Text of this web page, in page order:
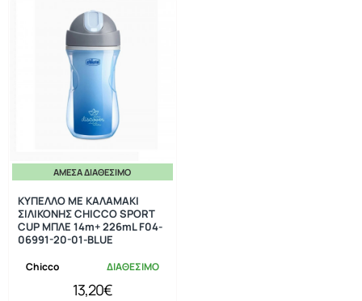
ΆΜΕΣΑ ΔΙΑΘΈΣΙΜΟ
Chicco ΔΙΑΘΕΣΙΜΟ
ΚΥΠΕΛΛΟ ΜΕ ΚΑΛΑΜΑΚΙ
ΣΙΛΙΚΟΝΗΣ CHICCO SPORT
CUP ΜΠΛΕ 14m+ 226mL F04-
06991-20-01-BLUE
13,20€